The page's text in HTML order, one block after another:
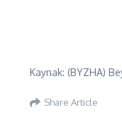
Kaynak: (BYZHA)
Share Article